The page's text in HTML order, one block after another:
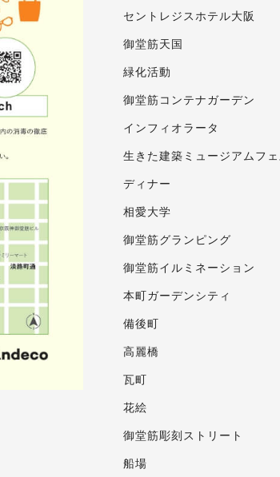
セントレジスホテル大阪
御堂筋天国
緑化活動
御堂筋コンテナガーデン
インフィオラータ
生きた建築ミュージアムフ
ディナー
相愛大学
御堂筋グランピング
御堂筋イルミネーション
本町ガーデンシティ
備後町
高麗橋
瓦町
花絵
御堂筋彫刻ストリート
船場